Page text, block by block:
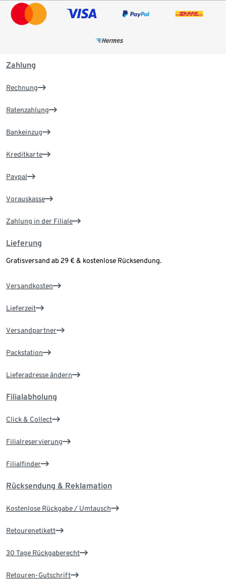
Zahlung
Rechnung
Ratenzahlung
Bankeinzug
Kreditkarte
Paypal
Vorauskasse
Zahlung in der Filiale
Lieferung
Gratisversand ab 29 € & kostenlose Rücksendung.
Versandkosten
Lieferzeit
Versandpartner
Packstation
Lieferadresse ändern
Filialabholung
Click & Collect
Filialreservierung
Filialfinder
Rücksendung & Reklamation
Kostenlose Rückgabe / Umtausch
Retourenetikett
30 Tage Rückgaberecht
Retouren-Gutschrift